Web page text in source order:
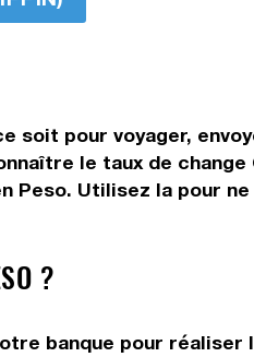
soit pour voyager,
le taux de change
Peso. Utilisez la pour
?
banque pour réaliser